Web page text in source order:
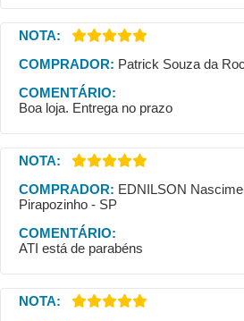
NOTA:
COMPRADOR: Patrick Souza da
COMENTÁRIO:
Boa loja. Entrega no prazo
NOTA:
COMPRADOR: EDNILSON
Pirapozinho - SP
COMENTÁRIO:
ATI está de parabéns
NOTA: